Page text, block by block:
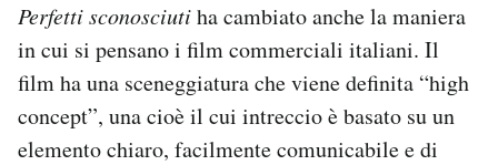
Perfetti sconosciutiha cambiato anche la maniera
in cui si pensano i film commerciali italiani. Il
film ha una sceneggiatura che viene definita “high
concept”, una cioè il cui intreccio è basato su un
elemento chiaro, facilmente comunicabile e di